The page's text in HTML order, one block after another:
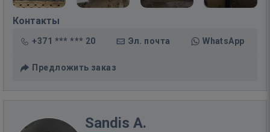
Контакты
+371 *** *** 20 Эл. почта WhatsApp
Предложить заказ
Sandis A.